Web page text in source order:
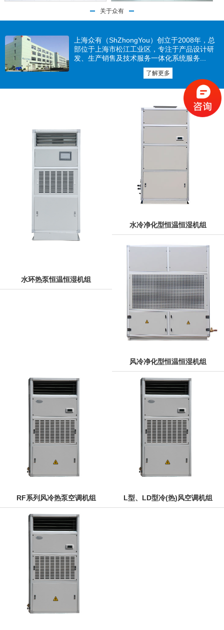
关于众有
上海众有（ShZhongYou）创立于2008年，总
部位于上海市松江工业区，专注于产品设计研
发、生产销售及技术服务一体化系统服务...
了解更多
水环热泵恒温恒湿机组
水冷净化型恒温恒湿机组
风冷净化型恒温恒湿机组
RF系列风冷热泵空调机组 L型、LD型冷(热)风空调机组